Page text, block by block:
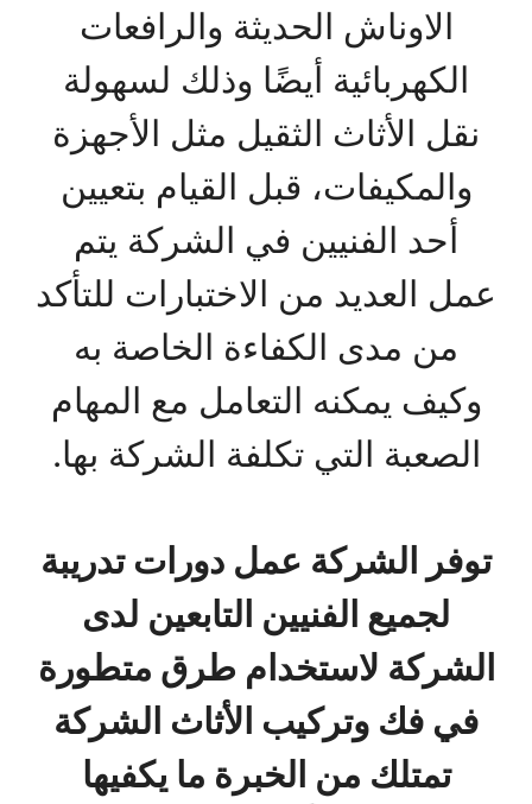
الاوناش الحديثة والرافعات
الكهربائية أيضًا وذلك لسهولة
نقل الأثاث الثقيل مثل الأجهزة
والمكيفات، قبل القيام بتعيين
أحد الفنيين في الشركة يتم
عمل العديد من الاختبارات للتأكد
من مدى الكفاءة الخاصة به
وكيف يمكنه التعامل مع المهام
الصعبة التي تكلفة الشركة بها.
توفر الشركة عمل دورات تدريبة
لجميع الفنيين التابعين لدى
الشركة لاستخدام طرق متطورة
في فك وتركيب الأثاث الشركة
تمتلك من الخبرة ما يكفيها